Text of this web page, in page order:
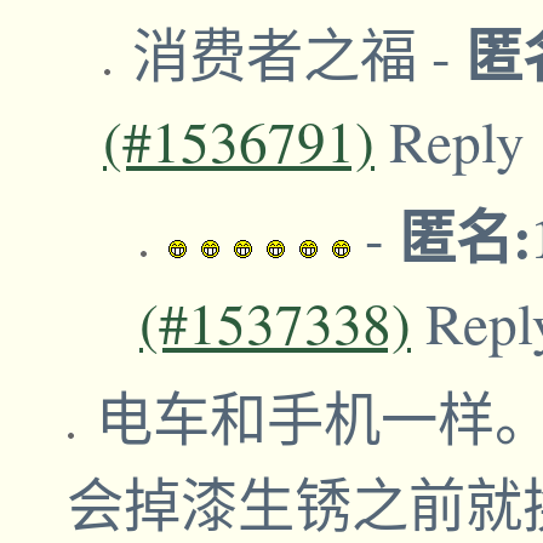
消费者之福 -
(#1536791) Reply
- 匿名
(#1537338)
电车和手机一样
会掉漆生锈之前